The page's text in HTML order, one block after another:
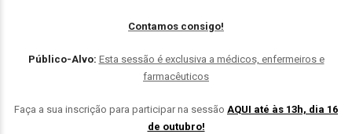
Contamos consigo!
Público-Alvo: Esta sessão é exclusiva a médicos, enfermeiros e
farmacêuticos
Faça a sua inscrição para participar na sessão AQUI até às 13h, dia 16
de outubro!